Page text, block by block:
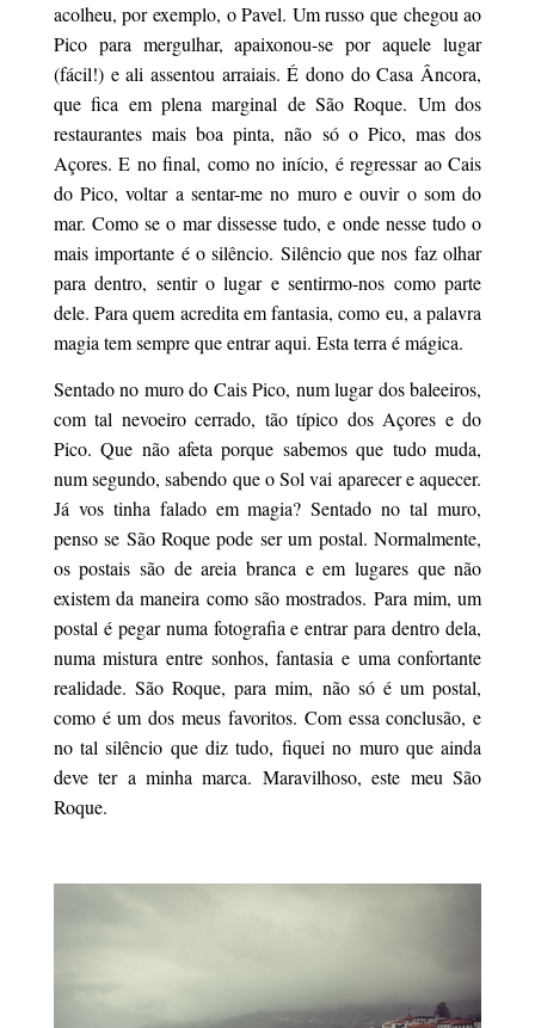
acolheu, por exemplo, o Pavel. Um russo que chegou ao
Pico para mergulhar, apaixonou-se por aquele lugar
(fácil!) e ali assentou arraiais. É dono do Casa Âncora,
que fica em plena marginal de São Roque. Um dos
restaurantes mais boa pinta, não só o Pico, mas dos
Açores. E no final, como no início, é regressar ao Cais
do Pico, voltar a sentar-me no muro e ouvir o som do
mar. Como se o mar dissesse tudo, e onde nesse tudo o
mais importante é o silêncio. Silêncio que nos faz olhar
para dentro, sentir o lugar e sentirmo-nos como parte
dele. Para quem acredita em fantasia, como eu, a palavra
magia tem sempre que entrar aqui. Esta terra é mágica.
Sentado no muro do Cais Pico, num lugar dos baleeiros,
com tal nevoeiro cerrado, tão típico dos Açores e do
Pico. Que não afeta porque sabemos que tudo muda,
num segundo, sabendo que o Sol vai aparecer e aquecer.
Já vos tinha falado em magia? Sentado no tal muro,
penso se São Roque pode ser um postal. Normalmente,
os postais são de areia branca e em lugares que não
existem da maneira como são mostrados. Para mim, um
postal é pegar numa fotografia e entrar para dentro dela,
numa mistura entre sonhos, fantasia e uma confortante
realidade. São Roque, para mim, não só é um postal,
como é um dos meus favoritos. Com essa conclusão, e
no tal silêncio que diz tudo, fiquei no muro que ainda
deve ter a minha marca. Maravilhoso, este meu São
Roque.